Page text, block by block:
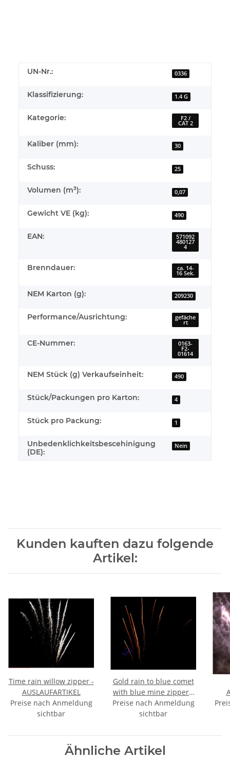
UN-Nr.: 0336
Klassifizierung: 1.4 G
Kategorie: F2 /
CAT 2
Kaliber (mm): 30
Schuss: 25
Volumen (m³): 0,07
Gewicht VE (kg): 490
EAN: 571092
480127
4
Brenndauer: ca. 14-
16 Sek.
NEM Karton (g): 209230
Performance/Ausrichtung: gefäche
rt
CE-Nummer: 0163-
F2-
01614
NEM Stück (g) Verkaufseinheit: 490
Stück/Packungen pro Karton: 4
Stück pro Packung: 1
Unbedenklichkeitsbescehinigung
(DE):
Nein
Kunden kauften dazu folgende
Artikel:
Time rain willow zipper -
AUSLAUFARTIKEL
Preise nach Anmeldung
sichtbar
Gold rain to blue comet
with blue mine zipper -
AUSLAUFARTIKEL
Preise nach Anmeldung
sichtbar
Ähnliche Artikel